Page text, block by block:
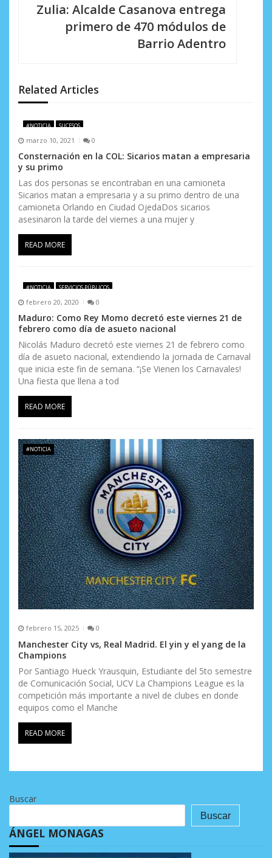
e
e
n
t
r
a
d
a
Zulia: Alcalde Casanova entrega
primero de 470 módulos de
Barrio Adentro
Related Articles
#NOTICIA SUCESOS
marzo 10, 2021 0
Consternación en la COL: Sicarios matan a empresaria
y su primo
Las dos personas se encontraban en una camioneta
Sicarios matan a empresaria y a su primo dentro de una
camioneta Orlando en Ciudad OjedaDos sicarios
asesinaron la tarde del viernes a una mujer y
READ MORE
#NOTICIA SERVICIOS PÚBLICOS
febrero 20, 2020 0
Maduro: Como Rey Momo decretó este viernes 21 de
febrero como día de asueto nacional
Nicolás Maduro decretó este viernes 21 de febrero como
día de asueto nacional, extendiendo la jornada de Carnaval
que inicia este fin de semana. “¡Se Vienen los Carnavales!
Una fiesta que llena a tod
READ MORE
#NOTICIA
febrero 15, 2025 0
Manchester City vs, Real Madrid. El yin y el yang de la
Champions
Por Santiago Hueck Yrausquin, Estudiante del 5to semestre
de Comunicación Social, UCV La Champions League es la
competición más importante a nivel de clubes en donde
equipos como el Manche
READ MORE
Buscar
Buscar
ÁNGEL MONAGAS